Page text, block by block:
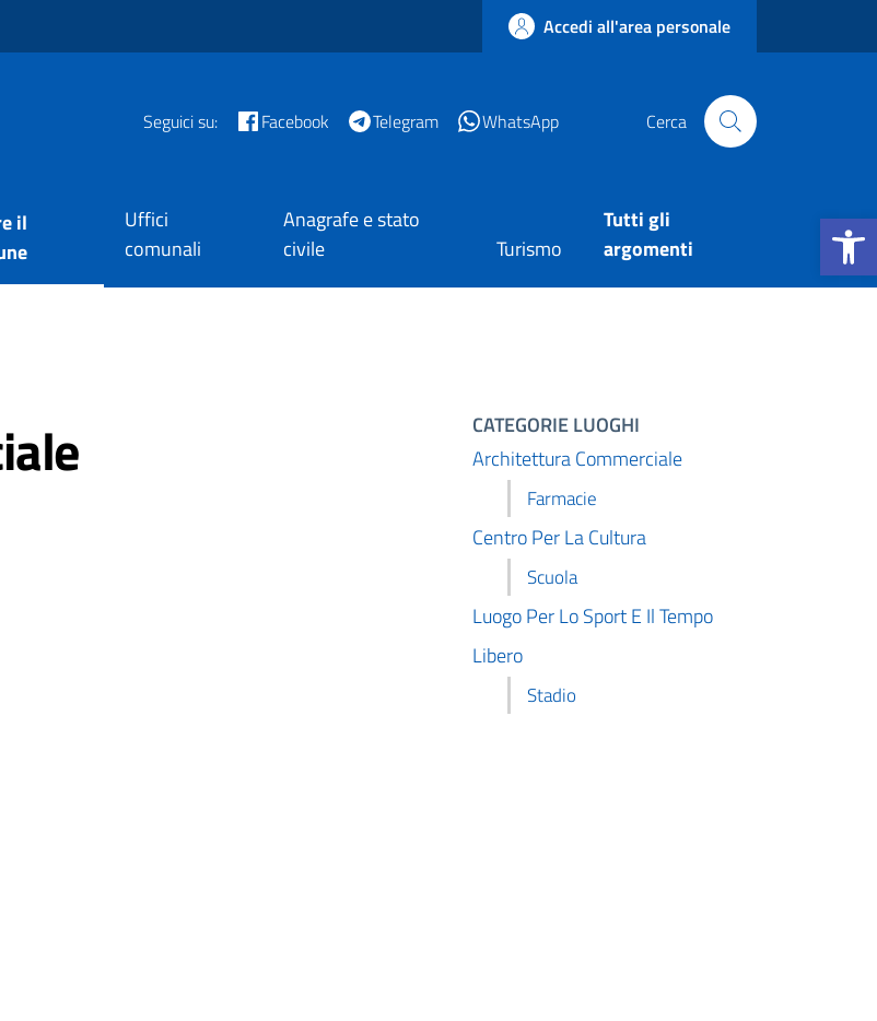
Apri la
Accedi all'area personale
Seguici su: Facebook Telegram WhatsApp Cerca
il
Uffici
comunali
Anagrafe e stato
civile
Turismo
Tutti gli
argomenti
CATEGORIE LUOGHI
Architettura Commerciale
Farmacie
Centro Per La Cultura
Scuola
Luogo Per Lo Sport E Il Tempo
Libero
Stadio